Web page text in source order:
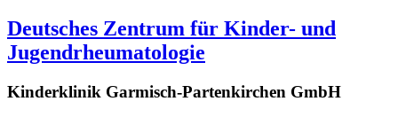
Deutsches Zentrum für Kinder- und
Jugendrheumatologie
Kinderklinik Garmisch-Partenkirchen GmbH